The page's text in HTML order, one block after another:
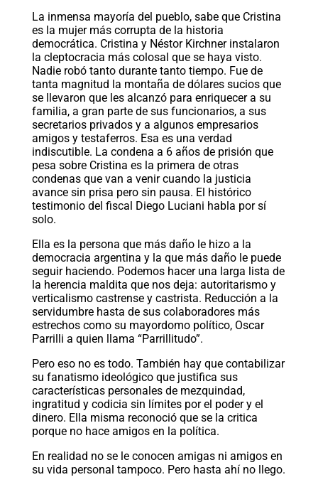
La inmensa mayoría del pueblo, sabe que Cristina
es la mujer más corrupta de la historia
democrática. Cristina y Néstor Kirchner instalaron
la cleptocracia más colosal que se haya visto.
Nadie robó tanto durante tanto tiempo. Fue de
tanta magnitud la montaña de dólares sucios que
se llevaron que les alcanzó para enriquecer a su
familia, a gran parte de sus funcionarios, a sus
secretarios privados y a algunos empresarios
amigos y testaferros. Esa es una verdad
indiscutible. La condena a 6 años de prisión que
pesa sobre Cristina es la primera de otras
condenas que van a venir cuando la justicia
avance sin prisa pero sin pausa. El histórico
testimonio del fiscal Diego Luciani habla por sí
solo.
Ella es la persona que más daño le hizo a la
democracia argentina y la que más daño le puede
seguir haciendo. Podemos hacer una larga lista de
la herencia maldita que nos deja: autoritarismo y
verticalismo castrense y castrista. Reducción a la
servidumbre hasta de sus colaboradores más
estrechos como su mayordomo político, Oscar
Parrilli a quien llama “Parrillitudo”.
Pero eso no es todo. También hay que contabilizar
su fanatismo ideológico que justifica sus
características personales de mezquindad,
ingratitud y codicia sin límites por el poder y el
dinero. Ella misma reconoció que se la critica
porque no hace amigos en la política.
En realidad no se le conocen amigas ni amigos en
su vida personal tampoco. Pero hasta ahí no llego.